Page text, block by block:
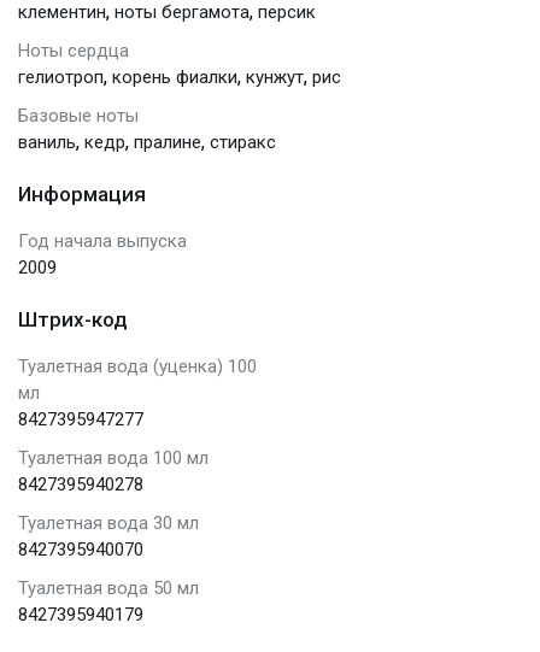
клементин, ноты бергамота, персик
Ноты сердца
гелиотроп, корень фиалки, кунжут, рис
Базовые ноты
ваниль, кедр, пралине, стиракс
Информация
Год начала выпуска
2009
Штрих-код
Туалетная вода (уценка) 100
мл
8427395947277
Туалетная вода 100 мл
8427395940278
Туалетная вода 30 мл
8427395940070
Туалетная вода 50 мл
8427395940179